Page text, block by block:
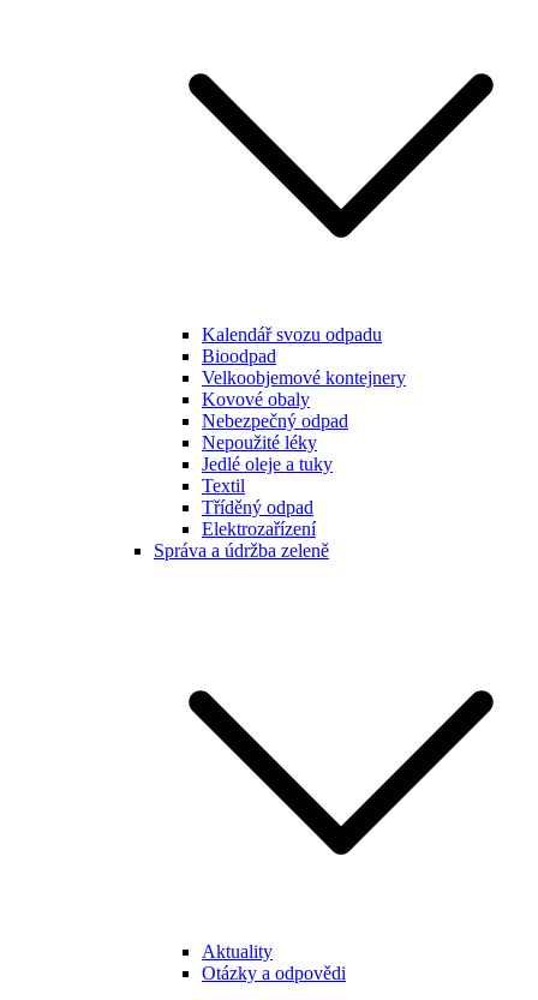
Kalendář svozu odpadu
Bioodpad
Velkoobjemové kontejnery
Kovové obaly
Nebezpečný odpad
Nepoužité léky
Jedlé oleje a tuky
Textil
Tříděný odpad
Elektrozařízení
Správa a údržba zeleně
Aktuality
Otázky a odpovědi